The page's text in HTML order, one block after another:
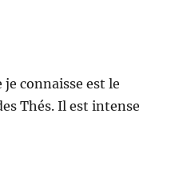
je connaisse est le
Thés. Il est intense